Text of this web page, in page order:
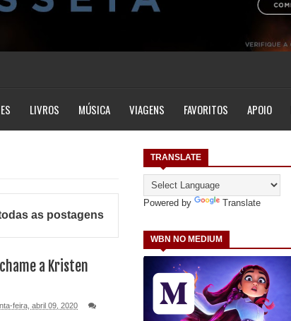
LIVROS MÚSICA VIAGENS FAVORITOS APOIO
TRANSLATE
Powered by Translate
WBN NO MEDIUM
as postagens
a Kristen
feira, abril 09, 2020